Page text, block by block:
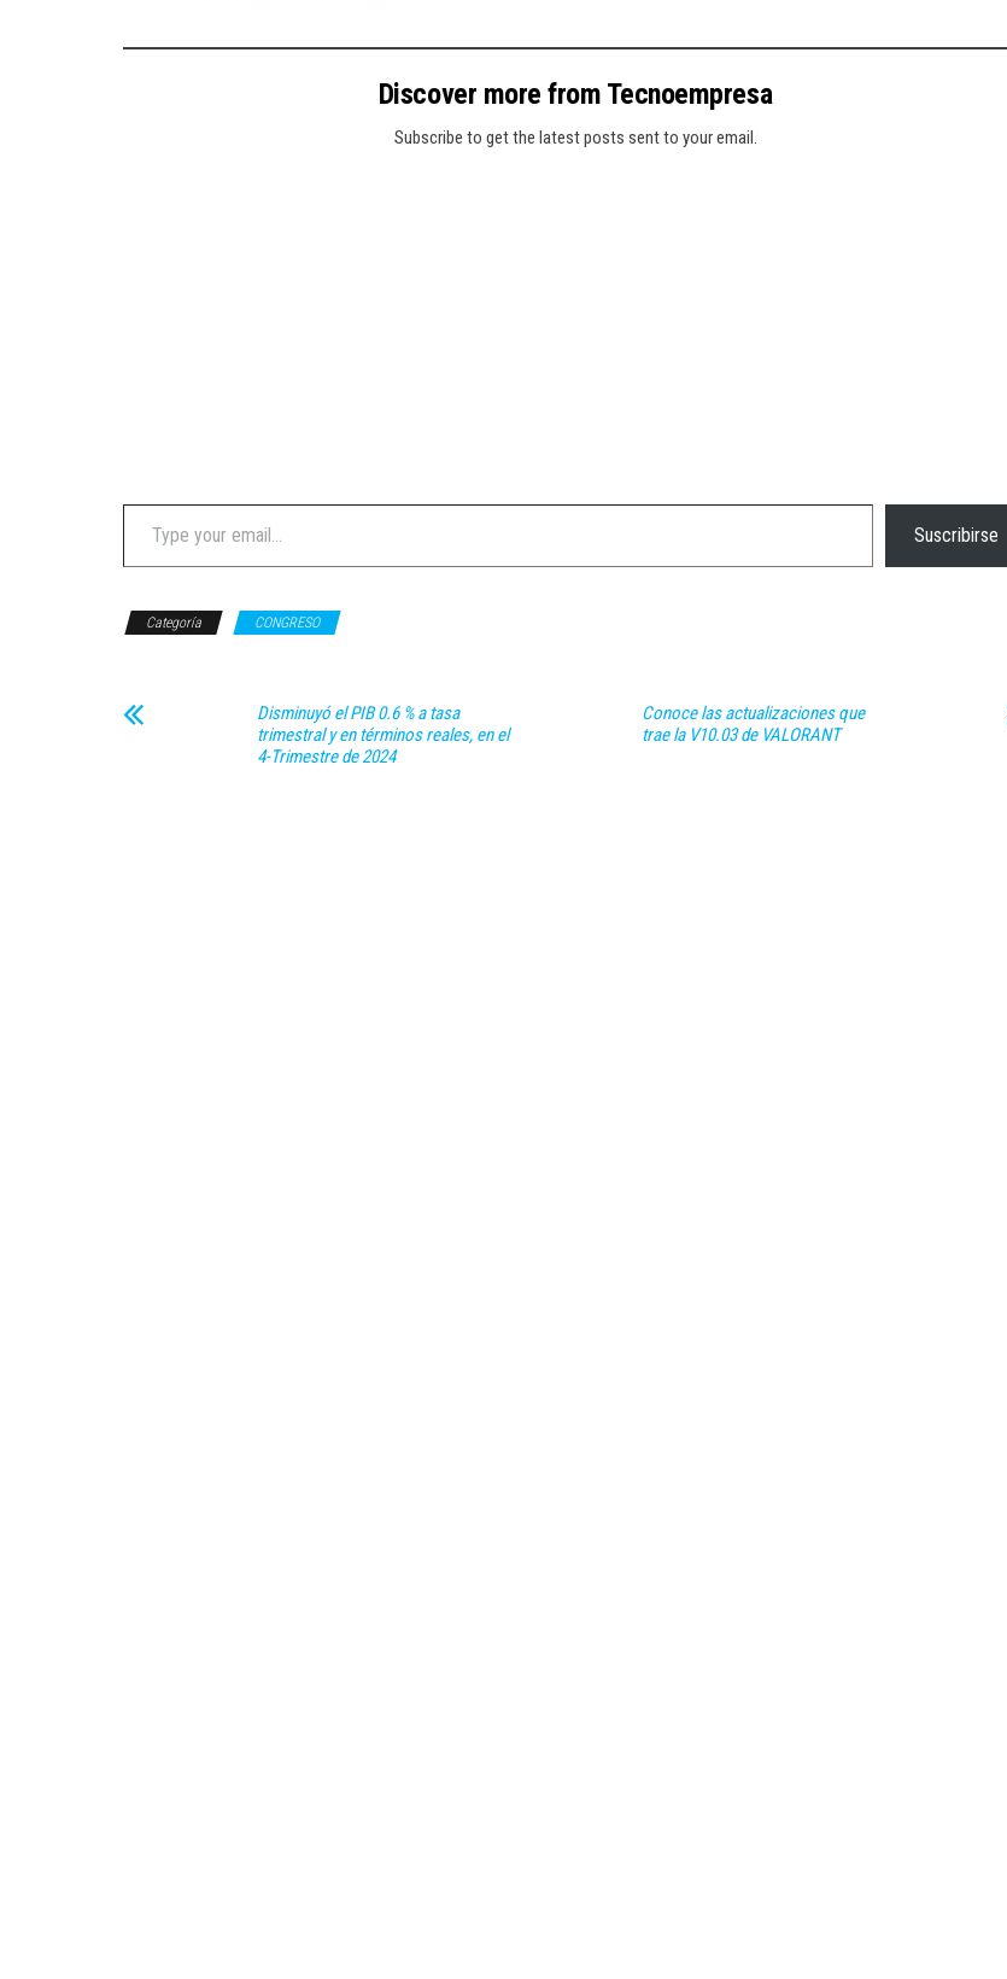
Discover more from Tecnoempresa
Subscribe to get the latest posts sent to your email.
Type your email…
Suscribirse
Categoría CONGRESO
Disminuyó el PIB 0.6 % a tasa
trimestral y en términos reales, en el
4-Trimestre de 2024
Conoce las actualizaciones que
trae la V10.03 de VALORANT